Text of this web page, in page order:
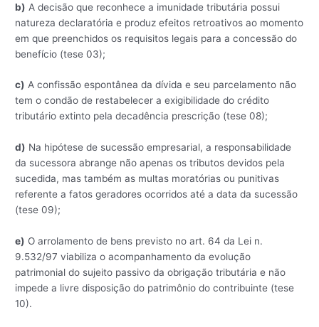
b) A decisão que reconhece a imunidade tributária possui
natureza declaratória e produz efeitos retroativos ao momento
em que preenchidos os requisitos legais para a concessão do
benefício (tese 03);
c) A confissão espontânea da dívida e seu parcelamento não
tem o condão de restabelecer a exigibilidade do crédito
tributário extinto pela decadência prescrição (tese 08);
d) Na hipótese de sucessão empresarial, a responsabilidade
da sucessora abrange não apenas os tributos devidos pela
sucedida, mas também as multas moratórias ou punitivas
referente a fatos geradores ocorridos até a data da sucessão
(tese 09);
e) O arrolamento de bens previsto no art. 64 da Lei n.
9.532/97 viabiliza o acompanhamento da evolução
patrimonial do sujeito passivo da obrigação tributária e não
impede a livre disposição do patrimônio do contribuinte (tese
10).